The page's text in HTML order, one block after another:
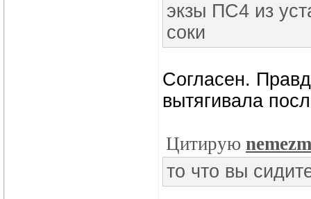
экзы ПС4 из
соки
Согласен.
вытягивала
Цитирую
то что вы